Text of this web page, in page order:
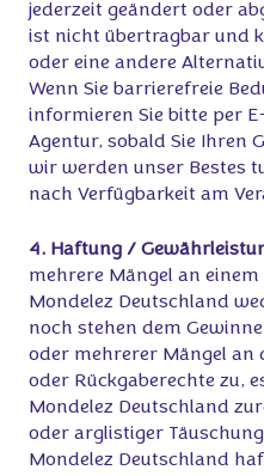
jederzeit geändert oder
ist nicht übertragbar und
oder eine andere
Wenn Sie barrierefreie
informieren Sie bitte per
Agentur, sobald Sie Ihren
wir werden unser Bestes
nach Verfügbarkeit am
4. Haftung /
mehrere Mängel an
Mondelez Deutschland
noch stehen dem
oder mehrerer Mängel an
oder Rückgaberechte zu,
Mondelez Deutschland
oder arglistiger
Mondelez Deutschland